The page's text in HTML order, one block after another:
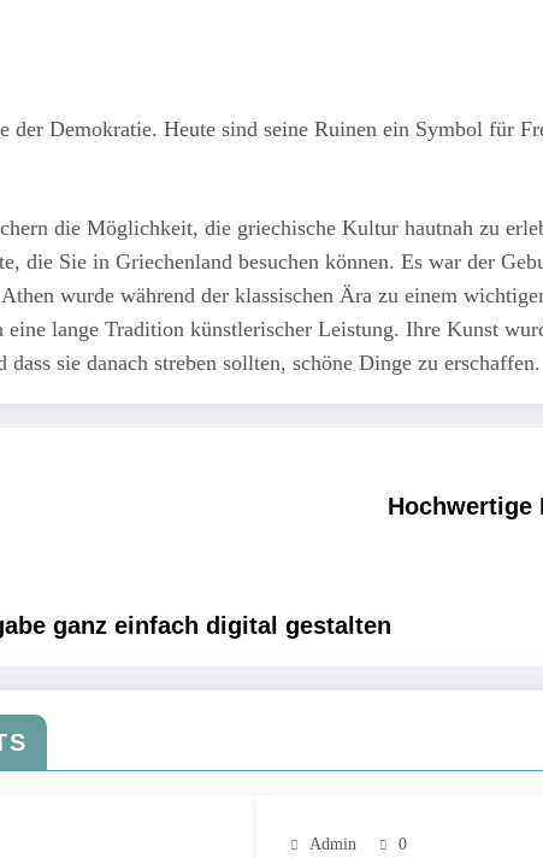
der Demokratie. Heute sind seine Ruinen ein Symbol für
die Möglichkeit, die griechische Kultur hautnah zu
die Sie in Griechenland besuchen können. Es war der
wurde während der klassischen Ära zu einem
eine lange Tradition künstlerischer Leistung. Ihre Kunst
sie danach streben sollten, schöne Dinge zu erschaffen.
Hochwertige
ganz einfach digital gestalten
Admin 0